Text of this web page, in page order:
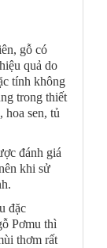
gỗ có
quả do
tính không
trong thiết
hoa sen, tủ
đánh giá
khi sử
đặc
Pơmu thì
thơm rất